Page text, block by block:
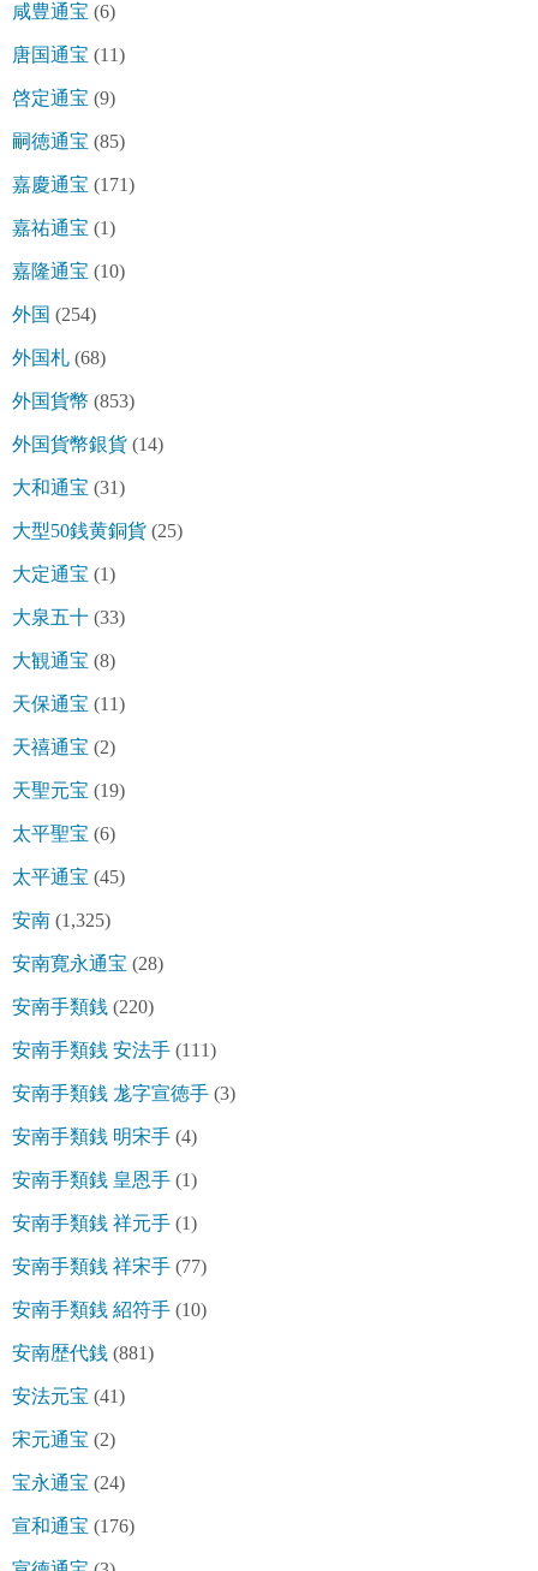
咸豊通宝 (6)
唐国通宝 (11)
啓定通宝 (9)
嗣徳通宝 (85)
嘉慶通宝 (171)
嘉祐通宝 (1)
嘉隆通宝 (10)
外国 (254)
外国札 (68)
外国貨幣 (853)
外国貨幣銀貨 (14)
大和通宝 (31)
大型50銭黄銅貨 (25)
大定通宝 (1)
大泉五十 (33)
大観通宝 (8)
天保通宝 (11)
天禧通宝 (2)
天聖元宝 (19)
太平聖宝 (6)
太平通宝 (45)
安南 (1,325)
安南寛永通宝 (28)
安南手類銭 (220)
安南手類銭 安法手 (111)
安南手類銭 尨字宣徳手 (3)
安南手類銭 明宋手 (4)
安南手類銭 皇恩手 (1)
安南手類銭 祥元手 (1)
安南手類銭 祥宋手 (77)
安南手類銭 紹符手 (10)
安南歴代銭 (881)
安法元宝 (41)
宋元通宝 (2)
宝永通宝 (24)
宣和通宝 (176)